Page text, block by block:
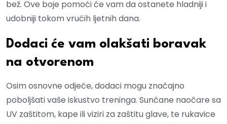
bež. Ove boje pomoći će vam da ostanete hladniji i
udobniji tokom vrućih ljetnih dana.
Dodaci će vam olakšati boravak
na otvorenom
Osim osnovne odjeće, dodaci mogu značajno
poboljšati vaše iskustvo treninga. Sunčane naočare sa
UV zaštitom, kape ili viziri za zaštitu glave, te rukavice